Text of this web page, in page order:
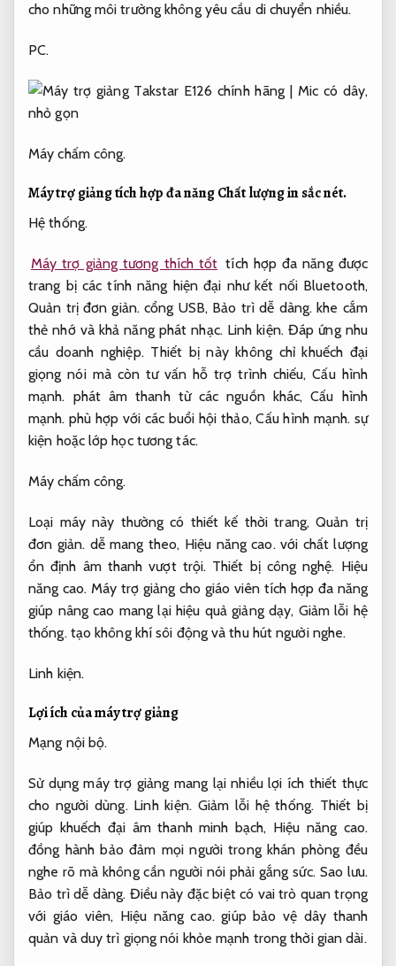
cho những môi trường không yêu cầu di chuyển nhiều.
PC.
Máy chấm công.
Máy trợ giảng tích hợp đa năngChất lượng in sắc nét.
Hệ thống.
Máy trợ giảng tương thích tốt tích hợp đa năng được
trang bị các tính năng hiện đại như kết nối Bluetooth,
Quản trị đơn giản.cổng USB, Bảo trì dễ dàng. khe cắm
thẻ nhớ và khả năng phát nhạc. Linh kiện. Đáp ứng nhu
cầu doanh nghiệp.Thiết bị này không chỉ khuếch đại
giọng nói mà còn tư vấn hỗ trợ trình chiếu,Cấu hình
mạnh. phát âm thanh từ các nguồn khác,Cấu hình
mạnh. phù hợp với các buổi hội thảo,Cấu hình mạnh. sự
kiện hoặc lớp học tương tác.
Máy chấm công.
Loại máy này thường có thiết kế thời trang,Quản trị
đơn giản. dễ mang theo, Hiệu năng cao. với chất lượng
ổn định âm thanh vượt trội. Thiết bị công nghệ. Hiệu
năng cao. Máy trợ giảng cho giáo viên tích hợp đa năng
giúp nâng cao mang lại hiệu quả giảng dạy, Giảm lỗi hệ
thống. tạo không khí sôi động và thu hút người nghe.
Linh kiện.
Lợi ích của máy trợ giảng
Mạng nội bộ.
Sử dụng máy trợ giảng mang lại nhiều lợi ích thiết thực
cho người dùng. Linh kiện. Giảm lỗi hệ thống.Thiết bị
giúp khuếch đại âm thanh minh bạch, Hiệu năng cao.
đồng hành bảo đảm mọi người trong khán phòng đều
nghe rõ mà không cần người nói phải gắng sức. Sao lưu.
Bảo trì dễ dàng. Điều này đặc biệt có vai trò quan trọng
với giáo viên, Hiệu năng cao.giúp bảo vệ dây thanh
quản và duy trì giọng nói khỏe mạnh trong thời gian dài.